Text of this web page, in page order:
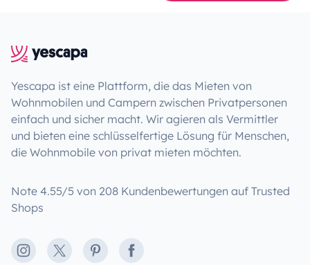
Yescapa ist eine Plattform, die das Mieten von
Wohnmobilen und Campern zwischen Privatpersonen
einfach und sicher macht. Wir agieren als Vermittler
und bieten eine schlüsselfertige Lösung für Menschen,
die Wohnmobile von privat mieten möchten.
Note 4.55/5 von 208 Kundenbewertungen auf Trusted
Shops
Instagram
X PinterestFacebook